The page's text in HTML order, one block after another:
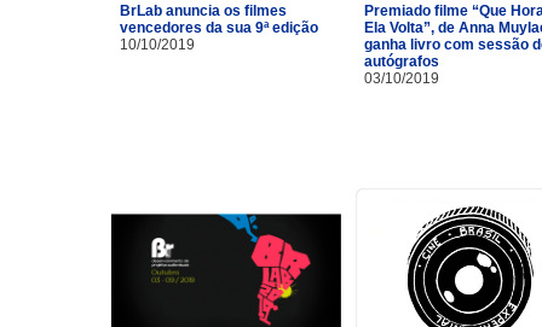
BrLab anuncia os filmes
vencedores da sua 9ª edição
10/10/2019
Premiado filme “Que
Ela Volta”, de Anna
ganha livro com sessão
autógrafos
03/10/2019